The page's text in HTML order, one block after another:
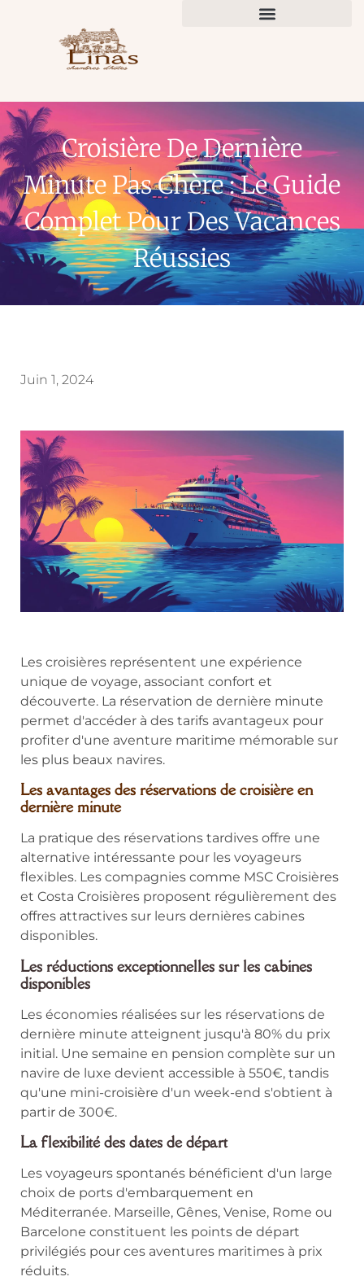
Croisière De Dernière
Minute Pas Chère : Le Guide
Complet Pour Des Vacances
Réussies
Juin 1, 2024
Les croisières représentent une expérience
unique de voyage, associant confort et
découverte. La réservation de dernière minute
permet d'accéder à des tarifs avantageux pour
profiter d'une aventure maritime mémorable sur
les plus beaux navires.
Les avantages des réservations de croisière en
dernière minute
La pratique des réservations tardives offre une
alternative intéressante pour les voyageurs
flexibles. Les compagnies comme MSC Croisières
et Costa Croisières proposent régulièrement des
offres attractives sur leurs dernières cabines
disponibles.
Les réductions exceptionnelles sur les cabines
disponibles
Les économies réalisées sur les réservations de
dernière minute atteignent jusqu'à 80% du prix
initial. Une semaine en pension complète sur un
navire de luxe devient accessible à 550€, tandis
qu'une mini-croisière d'un week-end s'obtient à
partir de 300€.
La flexibilité des dates de départ
Les voyageurs spontanés bénéficient d'un large
choix de ports d'embarquement en
Méditerranée. Marseille, Gênes, Venise, Rome ou
Barcelone constituent les points de départ
privilégiés pour ces aventures maritimes à prix
réduits.